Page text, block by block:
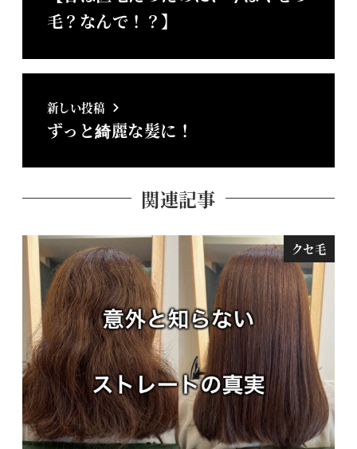
毛？なんで！？】
新しい投稿
ずっと綺麗な髪に！
関連記事
クセ毛